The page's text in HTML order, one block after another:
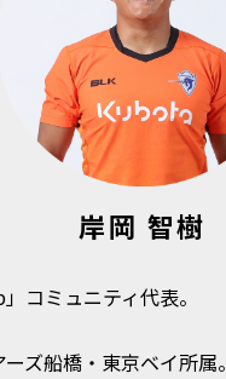
岸岡 智樹
コミュニティ代表。
ズ船橋・東京ベイ所属。